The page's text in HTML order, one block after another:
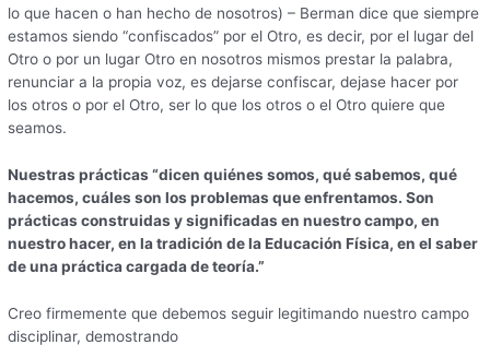
lo que hacen o han hecho de nosotros) – Berman dice que siempre
estamos siendo “confiscados” por el Otro, es decir, por el lugar del
Otro o por un lugar Otro en nosotros mismos prestar la palabra,
renunciar a la propia voz, es dejarse confiscar, dejase hacer por
los otros o por el Otro, ser lo que los otros o el Otro quiere que
seamos.
Nuestras prácticas “dicen quiénes somos, qué sabemos, qué
hacemos, cuáles son los problemas que enfrentamos. Son
prácticas construidas y significadas en nuestro campo, en
nuestro hacer, en la tradición de la Educación Física, en el saber
de una práctica cargada de teoría.”
Creo firmemente que debemos seguir legitimando nuestro campo
disciplinar, demostrando